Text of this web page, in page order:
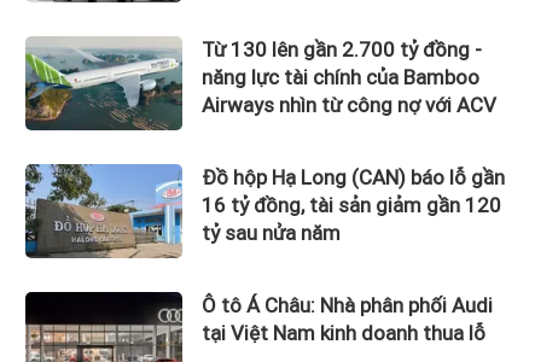
Từ 130 lên gần 2.700 tỷ đồng -
năng lực tài chính của Bamboo
Airways nhìn từ công nợ với ACV
Đồ hộp Hạ Long (CAN) báo lỗ gần
16 tỷ đồng, tài sản giảm gần 120
tỷ sau nửa năm
Ô tô Á Châu: Nhà phân phối Audi
tại Việt Nam kinh doanh thua lỗ